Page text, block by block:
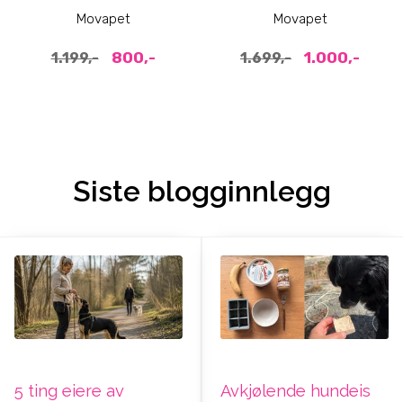
(93x62x69cm)
Movapet
1.199,- 800,-
stålbur til hund
Movapet
1.699,- 1.000,-
Siste blogginnlegg
5 ting eiere av
Avkjølende hundeis